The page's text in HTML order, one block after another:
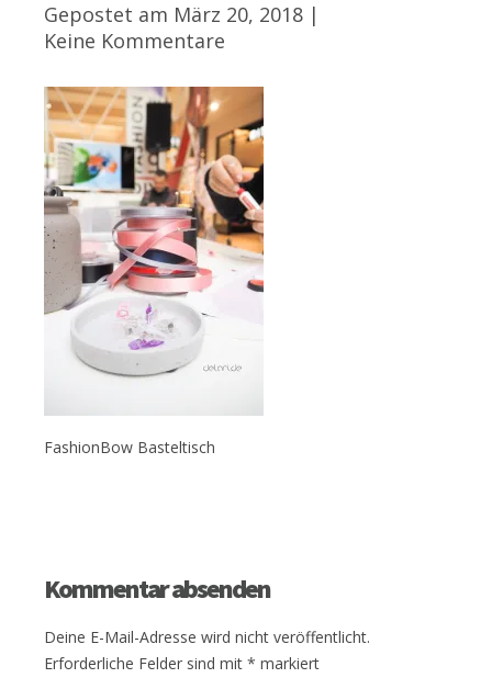
Gepostet am März 20, 2018 |
Keine Kommentare
FashionBow Basteltisch
Kommentar absenden
Deine E-Mail-Adresse wird nicht veröffentlicht.
Erforderliche Felder sind mit * markiert